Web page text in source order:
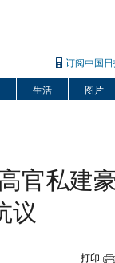
订阅中国
生活 图片
官私建
议
打印